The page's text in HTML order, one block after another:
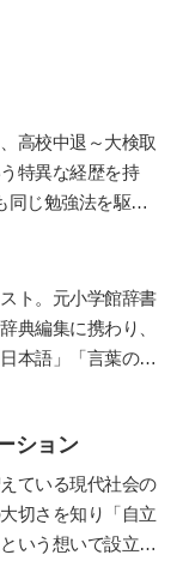
高校中退～大検取
特異な経歴を持
同じ勉強法を駆使
校や職業訓練校で
年に東京都三鷹市
をつける」学習を
開校。５児の父。
どハマる勉強法
!!宝槻家のストー
)、『探究学舎の
心が止まらない!
ト。元小学館辞書
典編集に携わり、
本語」「言葉の使
ア文庫）『さら
時事通信社）、
』『辞書編集、三
社）、『一生もの
ション
ている現代社会の
切さを知り「自立
いう想いで設立。